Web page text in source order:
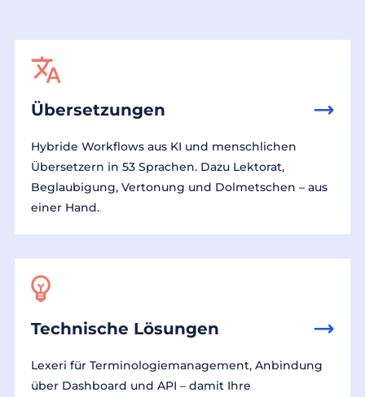
Übersetzungen
Hybride Workflows aus KI und menschlichen
Übersetzern in 53 Sprachen. Dazu Lektorat,
Beglaubigung, Vertonung und Dolmetschen – aus
einer Hand.
Technische Lösungen
Lexeri für Terminologiemanagement, Anbindung
über Dashboard und API – damit Ihre